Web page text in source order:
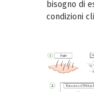
bisogno di
condizioni